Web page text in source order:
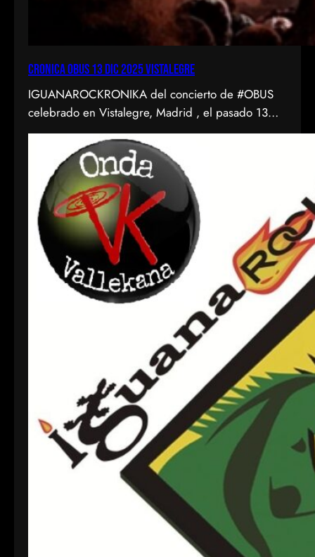
CRONICA OBUS 13 DIC 2025 VISTALEGRE
IGUANAROCKRONIKA del concierto de #OBUS
celebrado en Vistalegre, Madrid , el pasado 13
diciembre de 2025